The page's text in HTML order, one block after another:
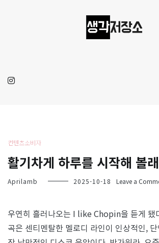
컨텐츠소비자
활기차게 하루를 시작해 볼
Aprilamb 2025-10-18 Leave a
우연히 흘러나오는 I like Chopin을 듣게 됐
곡은 센티멘탈한 멜로디 라인이 인상적인,